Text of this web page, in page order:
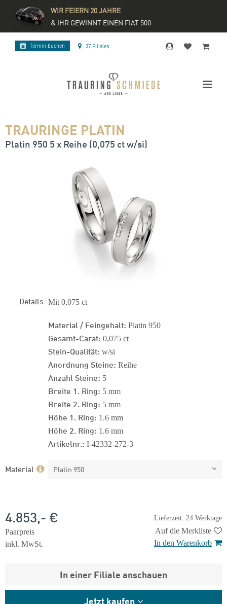
WIR FEIERN 20 JAHRE
& IHR GEWINNT EINEN FIAT 500
Termin buchen 37 Filialen
TRAURINGE PLATIN
Platin 950 5 x Reihe (0,075 ct w/si)
Details Mit 0,075 ct
Material / Feingehalt: Platin 950
Gesamt-Carat: 0,075 ct
Stein-Qualität: w/si
Anordnung Steine: Reihe
Anzahl Steine: 5
Breite 1. Ring: 5 mm
Breite 2. Ring: 5 mm
Höhe 1. Ring: 1.6 mm
Höhe 2. Ring: 1.6 mm
Artikelnr.: I-42332-272-3
Material Platin 950
Lieferzeit: 24 Werktage
4.853,- €
Paarpreis
inkl. MwSt.
Auf die Merkliste
In den Warenkorb
In einer Filiale anschauen
Jetzt kaufen